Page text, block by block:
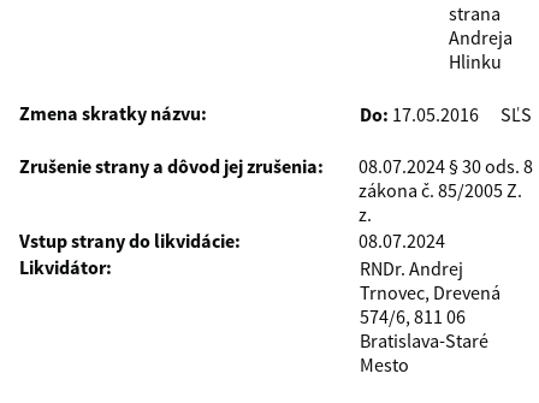
strana
Andreja
Hlinku
Zmena skratky názvu: Do: 17.05.2016 SĽS
Zrušenie strany a dôvod jej zrušenia:
08.07.2024 § 30 ods. 8
zákona č. 85/2005 Z.
z.
Vstup strany do likvidácie:
08.07.2024
Likvidátor:
RNDr. Andrej
Trnovec, Drevená
574/6, 811 06
Bratislava-Staré
Mesto